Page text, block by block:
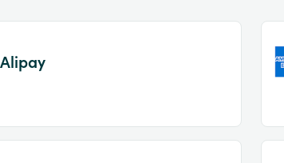
Alipay